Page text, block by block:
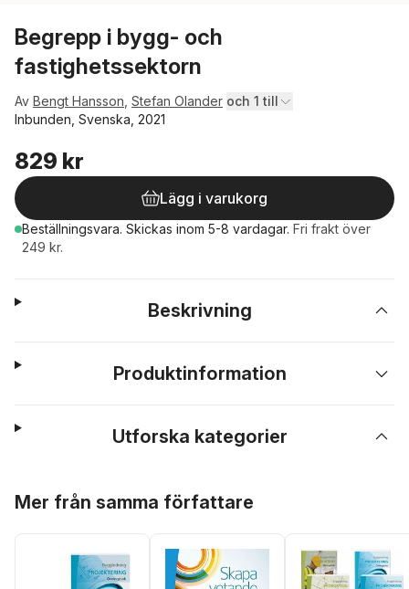
Begrepp i bygg- och
fastighetssektorn
Av Bengt Hansson Stefan Olander och 1 till
Inbunden, Svenska, 2021
829 kr
Lägg i varukorg
Beställningsvara. Skickas inom 5-8 vardagar. Fri frakt över
249 kr.
Beskrivning
Produktinformation
Utforska kategorier
Mer från samma författare